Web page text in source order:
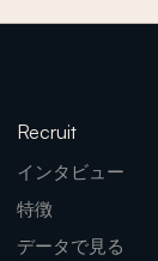
Recruit
インタビュー
特徴
データで見る